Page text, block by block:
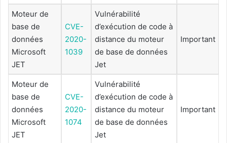
Moteur de
base de
données
Microsoft
JET
CVE-
2020-
1039
Vulnérabilité
d’exécution de code à
distance du moteur
de base de données
Jet
Important
Moteur de
base de
données
Microsoft
JET
CVE-
2020-
1074
Vulnérabilité
d’exécution de code à
distance du moteur
de base de données
Jet
Important